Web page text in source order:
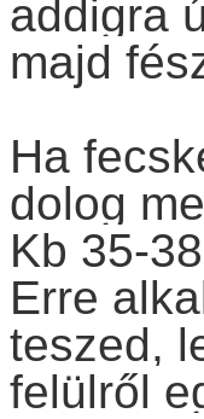
addigra
majd
Ha
dolog
Kb 35-
Erre
teszed,
felülről